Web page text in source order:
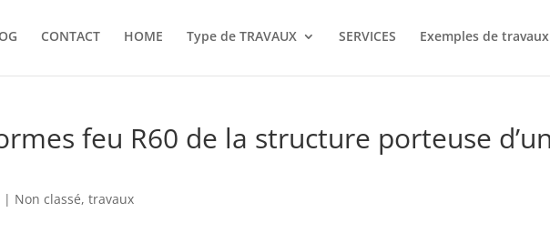
CONTACT HOME Type de TRAVAUX SERVICES Exemples de
feu R60 de la structure porteuse
| Non classé,travaux